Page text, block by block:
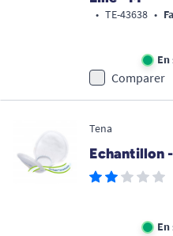
• TE-43638 •
Comparer
Tena
Echantillon